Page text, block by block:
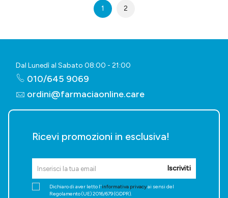
1 2
Dal Lunedì al Sabato 08:00 - 21:00
010/645 9069
ordini@farmaciaonline.care
Ricevi promozioni in esclusiva!
Iscriviti
Dichiaro di aver letto l'informativa privacyai sensi del
Regolamento (UE) 2016/679 (GDPR).